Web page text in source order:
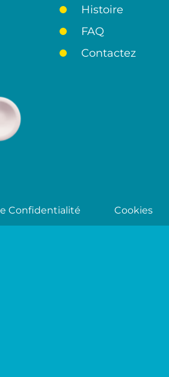
Histoire
FAQ
Contactez
Confidentialité Cookies